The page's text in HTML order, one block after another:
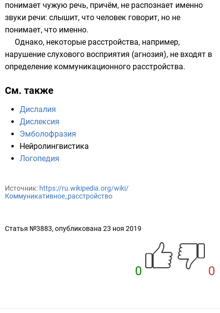
понимает чужую речь, причём, не распознает именно
звуки речи: слышит, что человек говорит, но не
понимает, что именно.
Однако, некоторые расстройства, например,
нарушение слухового восприятия (агнозия), не входят в
определение коммуникационного расстройства.
См. также
Дислалия
Дислексия
Эмболофразия
Нейролингвистика
Логопедия
Источник: https://ru.wikipedia.org/wiki/
Коммуникативное_расстройство
Статья №3883, опубликована 23 ноя 2019
0 0